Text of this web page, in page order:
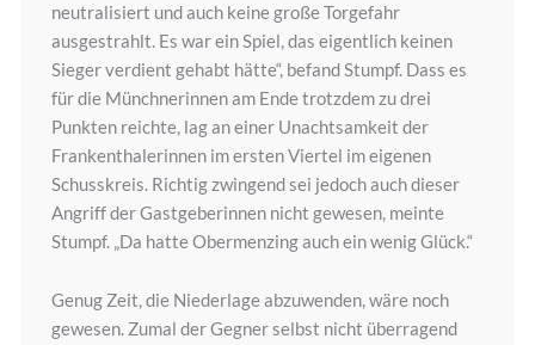
neutralisiert und auch keine große Torgefahr
ausgestrahlt. Es war ein Spiel, das eigentlich keinen
Sieger verdient gehabt hätte“, befand Stumpf. Dass es
für die Münchnerinnen am Ende trotzdem zu drei
Punkten reichte, lag an einer Unachtsamkeit der
Frankenthalerinnen im ersten Viertel im eigenen
Schusskreis. Richtig zwingend sei jedoch auch dieser
Angriff der Gastgeberinnen nicht gewesen, meinte
Stumpf. „Da hatte Obermenzing auch ein wenig Glück.“
Genug Zeit, die Niederlage abzuwenden, wäre noch
gewesen. Zumal der Gegner selbst nicht überragend